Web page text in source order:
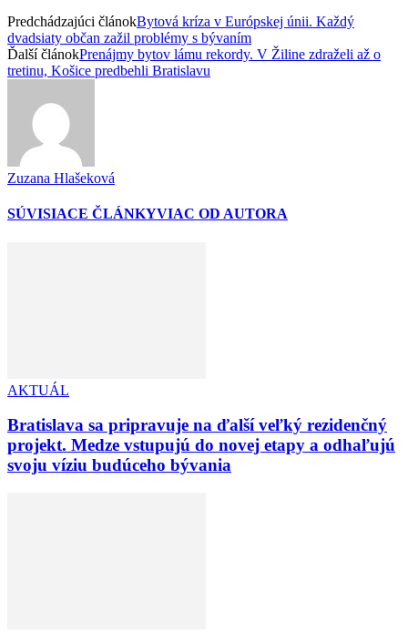
Predchádzajúci článokBytová kríza v Európskej únii. Každý
dvadsiaty občan zažil problémy s bývaním
Ďalší článokPrenájmy bytov lámu rekordy. V Žiline zdraželi až o
tretinu, Košice predbehli Bratislavu
Zuzana Hlašeková
SÚVISIACE ČLÁNKYVIAC OD AUTORA
AKTUÁL
Bratislava sa pripravuje na ďalší veľký rezidenčný
projekt. Medze vstupujú do novej etapy a odhaľujú
svoju víziu budúceho bývania